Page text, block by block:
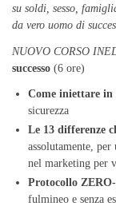
su soldi, sesso,
da vero uomo di
NUOVO CORSO
successo (6 ore)
Come iniettare in
sicurezza
Le 13 differenze
assolutamente,
nel marketing per
Protocollo
fulmineo e senza